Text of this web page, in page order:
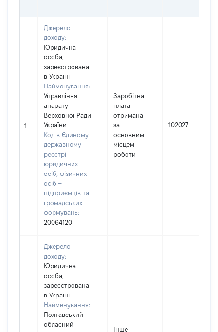
1
Джерело
доходу:
Юридична
особа,
зареєстрована
в Україні
Найменування:
Управління
апарату
Верховної Ради
України
Код в Єдиному
державному
реєстрі
юридичних
осіб, фізичних
осіб –
підприємців та
громадських
формувань:
20064120
Заробітна
плата
отримана
за
основним
місцем
роботи
102027
Джерело
доходу:
Юридична
особа,
зареєстрована
в Україні
Найменування:
Полтавський
обласний
Інше